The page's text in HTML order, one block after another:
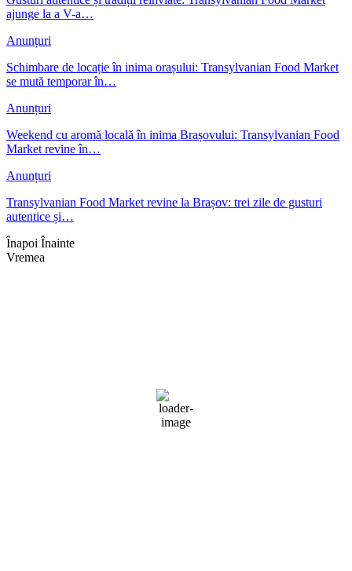
ajunge la a V-a…
Anunțuri
Schimbare de locație în inima orașului: Transylvanian Food Market
se mută temporar în…
Anunțuri
Weekend cu aromă locală în inima Brașovului: Transylvanian Food
Market revine în…
Anunțuri
Transylvanian Food Market revine la Brașov: trei zile de gusturi
autentice și…
Înapoi Înainte
Vremea
69 %
1018 mb
2 mph
Rafală vânturi: